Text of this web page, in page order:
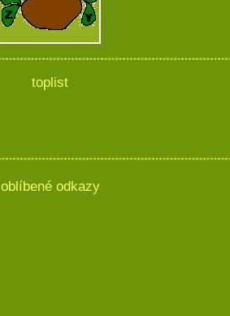
toplist
oblíbené odkazy